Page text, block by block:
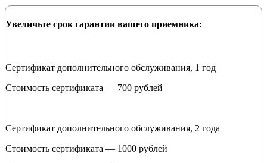
Увеличьте срок гарантии вашего приемника:
Сертификат дополнительного обслуживания, 1 год
Стоимость сертификата — 700 рублей
Сертификат дополнительного обслуживания, 2 года
Стоимость сертификата — 1000 рублей